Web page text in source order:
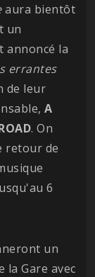
aura bientôt
un
annoncé la
errantes
de leur
A
. On
retour de
6
un
la Gare avec